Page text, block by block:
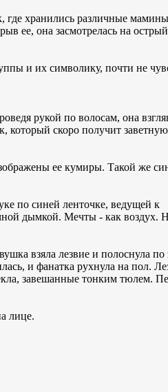
где хранились различные мамины
ее, она засмотрелась на
и их символику, почти не
рукой по волосам, она
который скоро получит
ее кумиры. Такой же
по синей ленточке, ведущей к
дымкой. Мечты - как воздух.
взяла лезвие и полоснула по
и фанатка рухнула на пол.
завешанные тонким тюлем.
лице.